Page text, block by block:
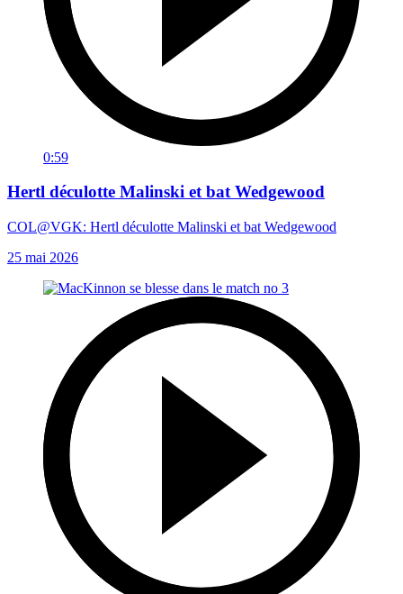
0:59
Hertl déculotte Malinski et bat Wedgewood
COL@VGK: Hertl déculotte Malinski et bat Wedgewood
25 mai 2026